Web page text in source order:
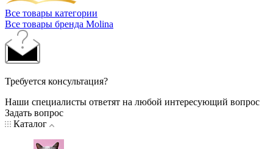
Все товары категории
Все товары бренда Molina
Требуется консультация?
Наши специалисты ответят на любой интересующий вопрос
Задать вопрос
Каталог